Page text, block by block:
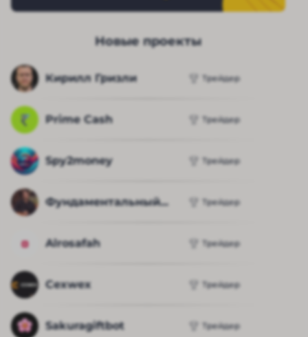
Новые проекты
Кирилл Гризли Трейдер
Prime Cash Трейдер
Spy2money Трейдер
Фундаментальный... Трейдер
Alrosafah Трейдер
Cexwex Трейдер
Sakuragiftbot Трейдер